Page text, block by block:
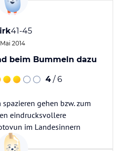
41-45
Mai 2014
beim Bummeln dazu
4 / 6
gehen bzw. zum
eindrucksvollere
im Landesinnern